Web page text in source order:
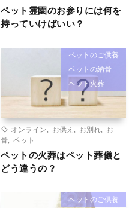
ペット霊園のお参りには何を
持っていけばいい？
ペットのご供養
ペットの納骨
ペット火葬
オンライン お供え お別れ
お
骨
ペット
ペットの火葬はペット葬儀と
どう違うの？
ペットのご供養